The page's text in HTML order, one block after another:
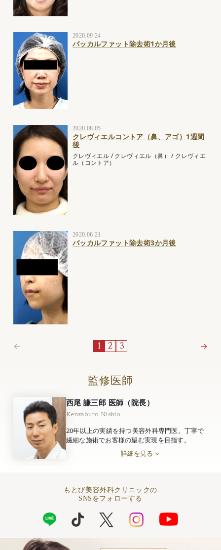
2020.09.24
バッカルファット除去術1か月後
2020.08.05
クレヴィエルコントア（鼻、アゴ）1週間
後
クレヴィエル /クレヴィエル（鼻） / クレヴィエ
ル（コントア）
2020.06.21
バッカルファット除去術3か月後
← 1 2 3 →
監修医師
西尾 謙三郎 医師（院長）
Kenzaburo Nishio
20年以上の実績を持つ美容外科専門医。丁寧で
繊細な施術でお客様の望む実現を目指す。
詳細を見る
もとび美容外科クリニックの
SNSをフォローする